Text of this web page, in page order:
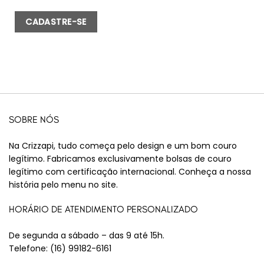
CADASTRE-SE
SOBRE NÓS
Na Crizzapi, tudo começa pelo design e um bom couro
legítimo. Fabricamos exclusivamente bolsas de couro
legítimo com certificação internacional. Conheça a nossa
história pelo menu no site.
HORÁRIO DE ATENDIMENTO PERSONALIZADO
De segunda a sábado – das 9 até 15h.
Telefone: (16) 99182-6161